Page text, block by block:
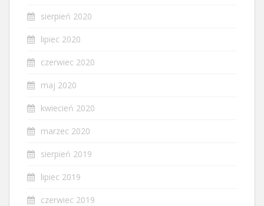
sierpień 2020
lipiec 2020
czerwiec 2020
maj 2020
kwiecień 2020
marzec 2020
sierpień 2019
lipiec 2019
czerwiec 2019